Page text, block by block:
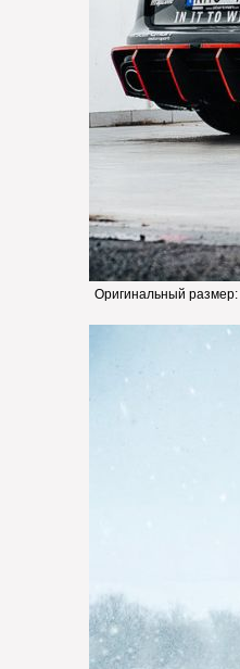
Оригинальный размер: